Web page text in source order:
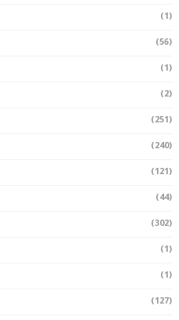
(1)
(56)
(1)
(2)
(251)
(240)
(121)
(44)
(302)
(1)
(1)
(127)